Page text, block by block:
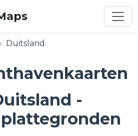
Duitsland
-